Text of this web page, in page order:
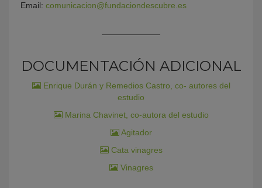
Email: comunicacion@fundaciondescubre.es
DOCUMENTACIÓN ADICIONAL
Enrique Durán y Remedios Castro, co- autores del
estudio
Marina Chavinet, co-autora del estudio
Agitador
Cata vinagres
Vinagres